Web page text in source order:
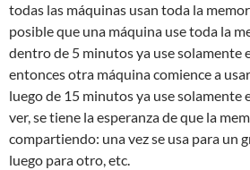
todas las máquinas usan toda la
posible que una máquina use toda la
dentro de 5 minutos ya use solamente
entonces otra máquina comience a
luego de 15 minutos ya use solamente
ver, se tiene la esperanza de que la
compartiendo: una vez se usa para un
luego para otro, etc.